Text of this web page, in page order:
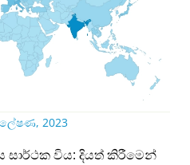
2023
සාර්ථක විය: දියත් කිරීමෙන්